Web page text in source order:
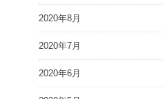
2020年8月
2020年7月
2020年6月